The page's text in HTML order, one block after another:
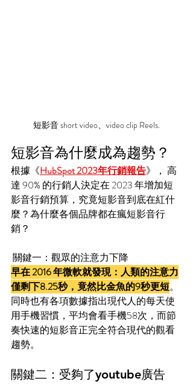
短影音 short video、video clip Reels.
短影音為什麼成為趨勢？
根據《HubSpot 2023年行銷報告》， 高
達 90% 的行銷人決定在 2023 年增加短
影音行銷預算，究竟短影音到底在紅什
麼？為什麼各個品牌都在瘋短影音行
銷？
關鍵一：觀眾的注意力下降
早在 2016 年微軟就發現：人類的注意力
僅剩下8.25秒，竟然比金魚的9秒更短。
同時也有各項數據指出現代人的每天使
用手機習慣，平均會看手機58次，而節
奏快速的短影音正完全符合現代的觀看
趨勢。
關鍵二：受夠了youtube廣告